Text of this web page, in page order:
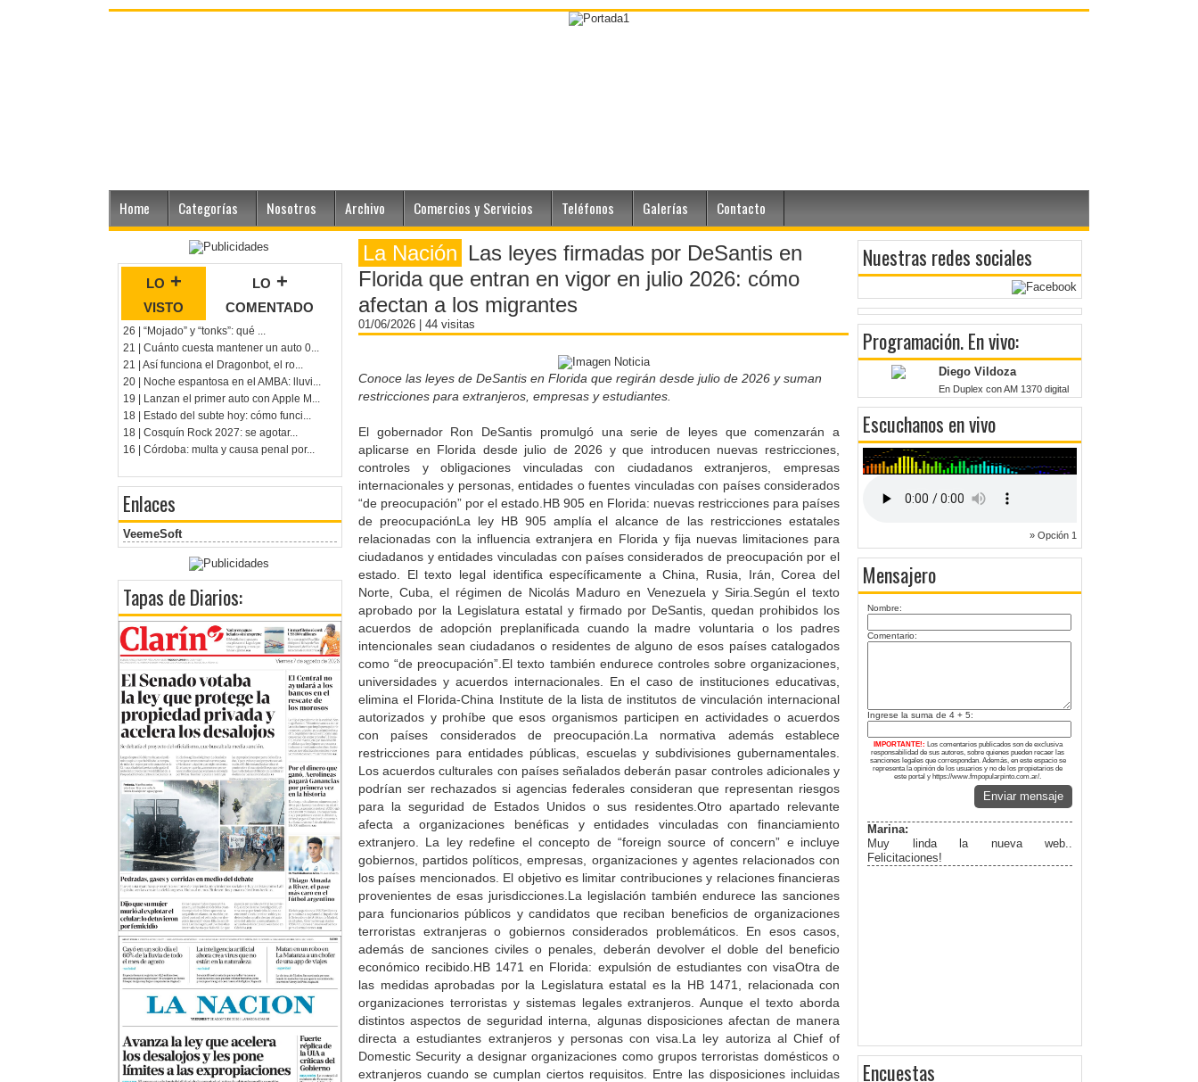
Home Categorías Nosotros Archivo Comercios y Servicios Teléfonos Galerías Contacto
lo +
visto
lo +
comentado
26 | “Mojado” y “tonks”: qué ...
21 | Cuánto cuesta mantener un auto 0...
21 | Así funciona el Dragonbot, el ro...
20 | Noche espantosa en el AMBA: lluvi...
19 | Lanzan el primer auto con Apple M...
18 | Estado del subte hoy: cómo funci...
18 | Cosquín Rock 2027: se agotar...
16 | Córdoba: multa y causa penal por...
Enlaces
VeemeSoft
Tapas de Diarios:
La Nación Las leyes firmadas por DeSantis en
Florida que entran en vigor en julio 2026: cómo
afectan a los migrantes
01/06/2026 | 44 visitas
Conoce las leyes de DeSantis en Florida que regirán desde julio de 2026 y suman
restricciones para extranjeros, empresas y estudiantes.
El gobernador Ron DeSantis promulgó una serie de leyes que comenzarán a
aplicarse en Florida desde julio de 2026 y que introducen nuevas restricciones,
controles y obligaciones vinculadas con ciudadanos extranjeros, empresas
internacionales y personas, entidades o fuentes vinculadas con países considerados
“de preocupación” por el estado.HB 905 en Florida: nuevas restricciones para países
de preocupaciónLa ley HB 905 amplía el alcance de las restricciones estatales
relacionadas con la influencia extranjera en Florida y fija nuevas limitaciones para
ciudadanos y entidades vinculadas con países considerados de preocupación por el
estado. El texto legal identifica específicamente a China, Rusia, Irán, Corea del
Norte, Cuba, el régimen de Nicolás Maduro en Venezuela y Siria.Según el texto
aprobado por la Legislatura estatal y firmado por DeSantis, quedan prohibidos los
acuerdos de adopción preplanificada cuando la madre voluntaria o los padres
intencionales sean ciudadanos o residentes de alguno de esos países catalogados
como “de preocupación”.El texto también endurece controles sobre organizaciones,
universidades y acuerdos internacionales. En el caso de instituciones educativas,
elimina el Florida-China Institute de la lista de institutos de vinculación internacional
autorizados y prohíbe que esos organismos participen en actividades o acuerdos
con países considerados de preocupación.La normativa además establece
restricciones para entidades públicas, escuelas y subdivisiones gubernamentales.
Los acuerdos culturales con países señalados deberán pasar controles adicionales y
podrían ser rechazados si agencias federales consideran que representan riesgos
para la seguridad de Estados Unidos o sus residentes.Otro apartado relevante
afecta a organizaciones benéficas y entidades vinculadas con financiamiento
extranjero. La ley redefine el concepto de “foreign source of concern” e incluye
gobiernos, partidos políticos, empresas, organizaciones y agentes relacionados con
los países mencionados. El objetivo es limitar contribuciones y relaciones financieras
provenientes de esas jurisdicciones.La legislación también endurece las sanciones
para funcionarios públicos y candidatos que reciban beneficios de organizaciones
terroristas extranjeras o gobiernos considerados problemáticos. En esos casos,
además de sanciones civiles o penales, deberán devolver el doble del beneficio
económico recibido.HB 1471 en Florida: expulsión de estudiantes con visaOtra de
las medidas aprobadas por la Legislatura estatal es la HB 1471, relacionada con
organizaciones terroristas y sistemas legales extranjeros. Aunque el texto aborda
distintos aspectos de seguridad interna, algunas disposiciones afectan de manera
directa a estudiantes extranjeros y personas con visa.La ley autoriza al Chief of
Domestic Security a designar organizaciones como grupos terroristas domésticos o
extranjeros cuando se cumplan ciertos requisitos. Entre las disposiciones incluidas
Nuestras redes sociales
Programación. En vivo:
Diego Vildoza
En Duplex con AM 1370 digital
Escuchanos en vivo
» Opción 1
Mensajero
Nombre:
Comentario:
Ingrese la suma de 4 + 5:
IMPORTANTE!: Los comentarios publicados son de exclusiva
responsabilidad de sus autores, sobre quienes pueden recaer las
sanciones legales que correspondan. Además, en este espacio se
representa la opinión de los usuarios y no de los propietarios de
este portal y https://www.fmpopularpinto.com.ar/.
Enviar mensaje
Marina:
Muy linda la nueva web..
Felicitaciones!
Encuestas